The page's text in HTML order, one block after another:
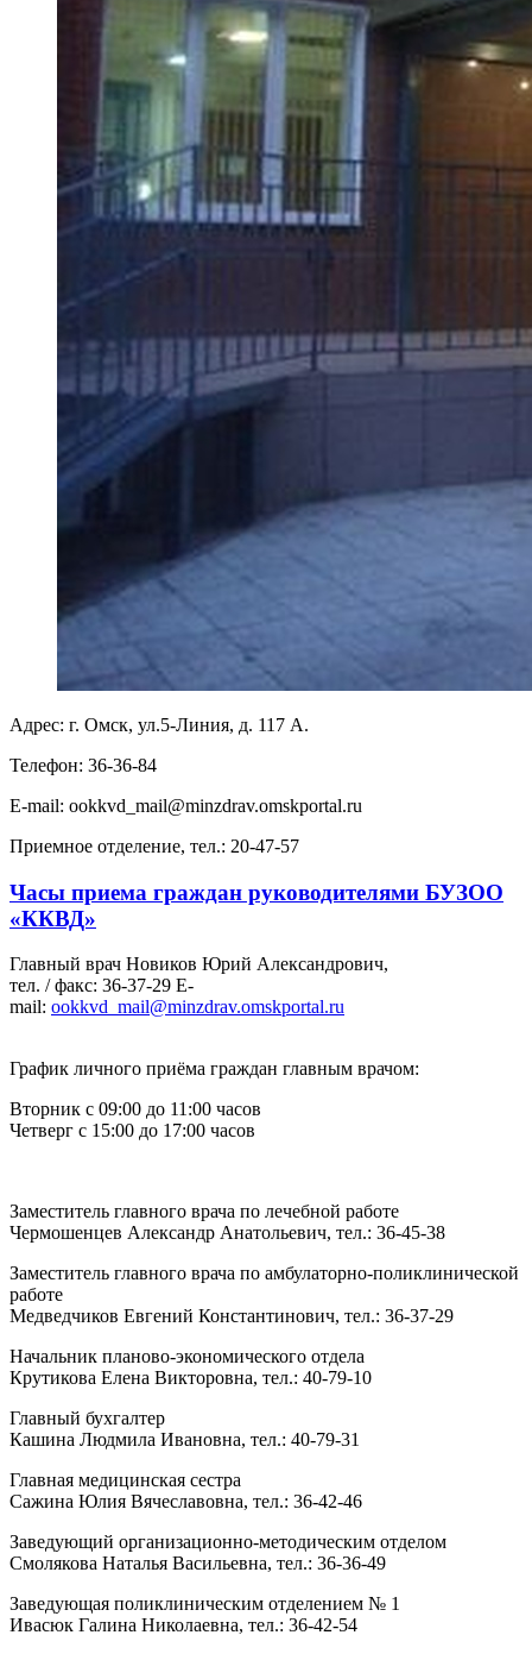
Адрес: г. Омск, ул.5-Линия, д. 117 А.
Телефон: 36-36-84
E-mail: ookkvd_mail@minzdrav.omskportal.ru
Приемное отделение, тел.: 20-47-57
Часы приема граждан руководителями БУЗОО
«ККВД»
Главный врач Новиков Юрий Александрович,
тел. / факс: 36-37-29 E-
mail: ookkvd_mail@minzdrav.omskportal.ru
График личного приёма граждан главным врачом:
Вторник с 09:00 до 11:00 часов
Четверг с 15:00 до 17:00 часов
Заместитель главного врача по лечебной работе
Чермошенцев Александр Анатольевич, тел.: 36-45-38
Заместитель главного врача по амбулаторно-поликлинической
работе
Медведчиков Евгений Константинович, тел.: 36-37-29
Начальник планово-экономического отдела
Крутикова Елена Викторовна, тел.: 40-79-10
Главный бухгалтер
Кашина Людмила Ивановна, тел.: 40-79-31
Главная медицинская сестра
Сажина Юлия Вячеславовна, тел.: 36-42-46
Заведующий организационно-методическим отделом
Смолякова Наталья Васильевна, тел.: 36-36-49
Заведующая поликлиническим отделением № 1
Ивасюк Галина Николаевна, тел.: 36-42-54